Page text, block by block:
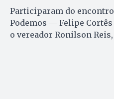
Participaram do
Podemos — Felipe
o vereador Ronilson